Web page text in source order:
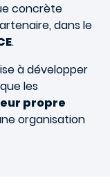
concrète
dans le
.
à développer
les
propre
organisation